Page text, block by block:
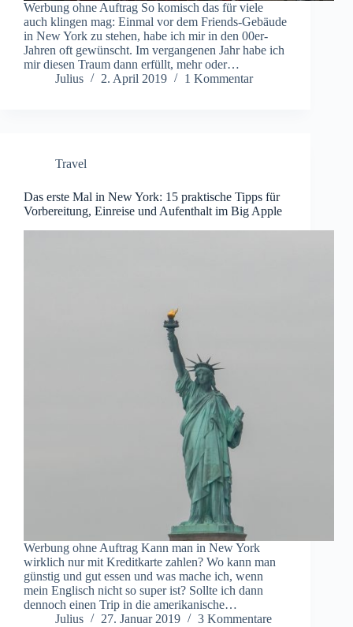
Werbung ohne Auftrag So komisch das für viele
auch klingen mag: Einmal vor dem Friends-Gebäude
in New York zu stehen, habe ich mir in den 00er-
Jahren oft gewünscht. Im vergangenen Jahr habe ich
mir diesen Traum dann erfüllt, mehr oder…
Julius
2. April 2019 1 Kommentar
Travel
Das erste Mal in New York: 15 praktische Tipps für
Vorbereitung, Einreise und Aufenthalt im Big Apple
Werbung ohne Auftrag Kann man in New York
wirklich nur mit Kreditkarte zahlen? Wo kann man
günstig und gut essen und was mache ich, wenn
mein Englisch nicht so super ist? Sollte ich dann
dennoch einen Trip in die amerikanische…
Julius
27. Januar 2019 3 Kommentare